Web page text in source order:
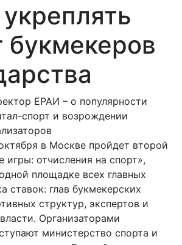
букмекеров
ЕРАИ – о популярности
спорт и возрождении
в Москве пройдет второй
игры: отчисления на спорт»,
площадке всех главных
ставок: глав букмекерских
структур, экспертов и
Организаторами
министерство спорта и